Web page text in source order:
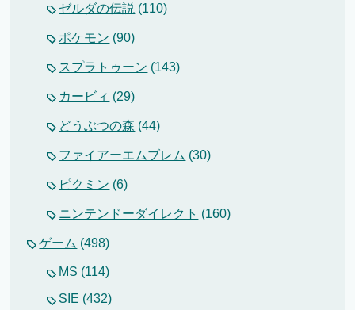
ゼルダの伝説 (110)
ポケモン (90)
スプラトゥーン (143)
カービィ (29)
どうぶつの森 (44)
ファイアーエムブレム (30)
ピクミン (6)
ニンテンドーダイレクト (160)
ゲーム (498)
MS (114)
SIE (432)